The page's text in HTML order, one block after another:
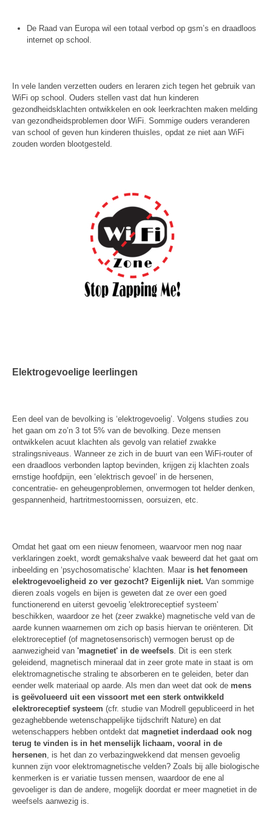
De Raad van Europa wil een totaal verbod op gsm’s en draadloos
internet op school.
In vele landen verzetten ouders en leraren zich tegen het gebruik van
WiFi op school. Ouders stellen vast dat hun kinderen
gezondheidsklachten ontwikkelen en ook leerkrachten maken melding
van gezondheidsproblemen door WiFi. Sommige ouders veranderen
van school of geven hun kinderen thuisles, opdat ze niet aan WiFi
zouden worden blootgesteld.
Elektrogevoelige leerlingen
Een deel van de bevolking is ‘elektrogevoelig’. Volgens studies zou
het gaan om zo’n 3 tot 5% van de bevolking. Deze mensen
ontwikkelen acuut klachten als gevolg van relatief zwakke
stralingsniveaus. Wanneer ze zich in de buurt van een WiFi-router of
een draadloos verbonden laptop bevinden, krijgen zij klachten zoals
ernstige hoofdpijn, een ‘elektrisch gevoel’ in de hersenen,
concentratie- en geheugenproblemen, onvermogen tot helder denken,
gespannenheid, hartritmestoornissen, oorsuizen, etc.
Omdat het gaat om een nieuw fenomeen, waarvoor men nog naar
verklaringen zoekt, wordt gemakshalve vaak beweerd dat het gaat om
inbeelding en ‘psychosomatische’ klachten. Maar is het fenomeen
elektrogevoeligheid zo ver gezocht? Eigenlijk niet. Van sommige
dieren zoals vogels en bijen is geweten dat ze over een goed
functionerend en uiterst gevoelig 'elektroreceptief systeem'
beschikken, waardoor ze het (zeer zwakke) magnetische veld van de
aarde kunnen waarnemen om zich op basis hiervan te oriënteren. Dit
elektroreceptief (of magnetosensorisch) vermogen berust op de
aanwezigheid van 'magnetiet' in de weefsels . Dit is een sterk
geleidend, magnetisch mineraal dat in zeer grote mate in staat is om
elektromagnetische straling te absorberen en te geleiden, beter dan
eender welk materiaal op aarde. Als men dan weet dat ook de mens
is geëvolueerd uit een vissoort met een sterk ontwikkeld
elektroreceptief systeem (cfr. studie van Modrell gepubliceerd in het
gezaghebbende wetenschappelijke tijdschrift Nature) en dat
wetenschappers hebben ontdekt dat magnetiet inderdaad ook nog
terug te vinden is in het menselijk lichaam, vooral in de
hersenen , is het dan zo verbazingwekkend dat mensen gevoelig
kunnen zijn voor elektromagnetische velden? Zoals bij alle biologische
kenmerken is er variatie tussen mensen, waardoor de ene al
gevoeliger is dan de andere, mogelijk doordat er meer magnetiet in de
weefsels aanwezig is.